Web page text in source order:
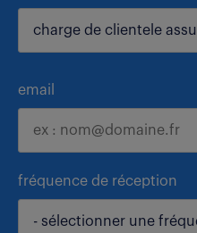
email
fréquence de réception
- sélectionner une